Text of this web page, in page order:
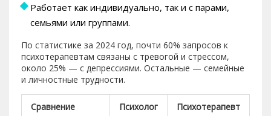
Работает как индивидуально, так и с парами,
семьями или группами.
По статистике за 2024 год, почти 60% запросов к
психотерапевтам связаны с тревогой и стрессом,
около 25% — с депрессиями. Остальные — семейные
и личностные трудности.
Сравнение Психолог Психотерапевт